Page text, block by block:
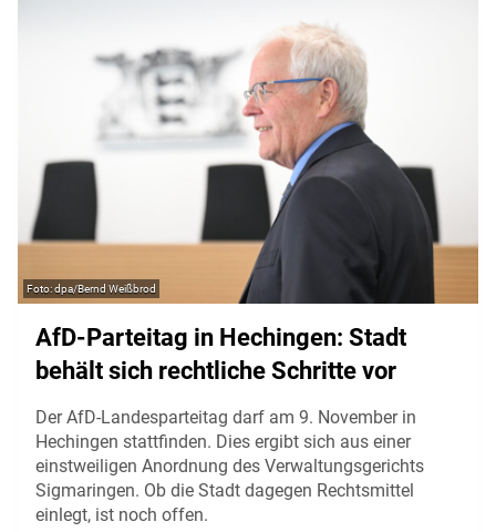
dpa/Bernd Weißbrod
AfD-Parteitag in Hechingen: Stadt
behält sich rechtliche Schritte vor
Der AfD-Landesparteitag darf am 9. November in
Hechingen stattfinden. Dies ergibt sich aus einer
einstweiligen Anordnung des Verwaltungsgerichts
Sigmaringen. Ob die Stadt dagegen Rechtsmittel
einlegt, ist noch offen.